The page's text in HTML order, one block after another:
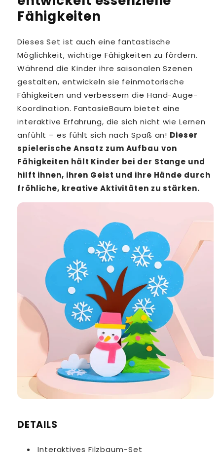
Fähigkeiten
Dieses Set ist auch eine fantastische
Möglichkeit, wichtige Fähigkeiten zu fördern.
Während die Kinder ihre saisonalen Szenen
gestalten, entwickeln sie feinmotorische
Fähigkeiten und verbessern die Hand-Auge-
Koordination. FantasieBaum bietet eine
interaktive Erfahrung, die sich nicht wie Lernen
anfühlt – es fühlt sich nach Spaß an! Dieser
spielerische Ansatz zum Aufbau von
Fähigkeiten hält Kinder bei der Stange und
hilft ihnen, ihren Geist und ihre Hände durch
fröhliche, kreative Aktivitäten zu stärken.
DETAILS
Interaktives Filzbaum-Set